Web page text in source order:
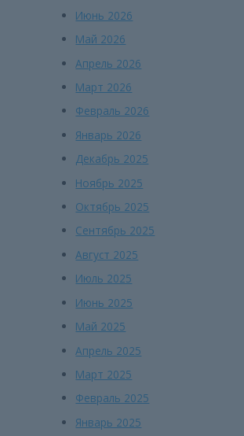
Июнь 2026
Май 2026
Апрель 2026
Март 2026
Февраль 2026
Январь 2026
Декабрь 2025
Ноябрь 2025
Октябрь 2025
Сентябрь 2025
Август 2025
Июль 2025
Июнь 2025
Май 2025
Апрель 2025
Март 2025
Февраль 2025
Январь 2025